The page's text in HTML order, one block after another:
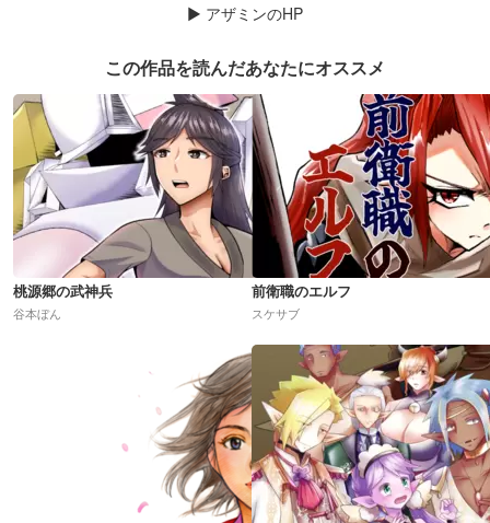
▶ アザミンのHP
この作品を読んだあなたにオススメ
桃源郷の武神兵
谷本ぼん
前衛職のエルフ
スケサブ